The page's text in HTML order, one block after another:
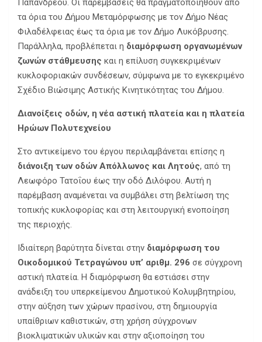
Παπανδρέου. Οι παρεμβάσεις θα πραγματοποιηθούν από
τα όρια του Δήμου Μεταμόρφωσης με τον Δήμο Νέας
Φιλαδέλφειας έως τα όρια με τον Δήμο Λυκόβρυσης.
Παράλληλα, προβλέπεται η διαμόρφωση οργανωμένων
ζωνών στάθμευσης και η επίλυση συγκεκριμένων
κυκλοφοριακών συνδέσεων, σύμφωνα με το εγκεκριμένο
Σχέδιο Βιώσιμης Αστικής Κινητικότητας του Δήμου.
Διανοίξεις οδών, η νέα αστική πλατεία και η πλατεία
Ηρώων Πολυτεχνείου
Στο αντικείμενο του έργου περιλαμβάνεται επίσης η
διάνοιξη των οδών Απόλλωνος και Λητούς, από τη
Λεωφόρο Τατοΐου έως την οδό Διλόφου. Αυτή η
παρέμβαση αναμένεται να συμβάλει στη βελτίωση της
τοπικής κυκλοφορίας και στη λειτουργική ενοποίηση
της περιοχής.
Ιδιαίτερη βαρύτητα δίνεται στην διαμόρφωση του
Οικοδομικού Τετραγώνου υπ’ αριθμ. 296 σε σύγχρονη
αστική πλατεία. Η διαμόρφωση θα εστιάσει στην
ανάδειξη του υπερκείμενου Δημοτικού Κολυμβητηρίου,
στην αύξηση των χώρων πρασίνου, στη δημιουργία
υπαίθριων καθιστικών, στη χρήση σύγχρονων
βιοκλιματικών υλικών και στην αξιοποίηση του